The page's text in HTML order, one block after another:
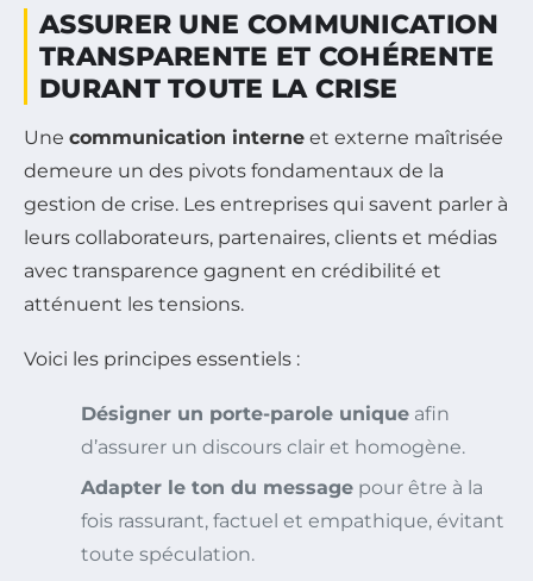
ASSURER UNE COMMUNICATION
TRANSPARENTE ET COHÉRENTE
DURANT TOUTE LA CRISE
Une communication interne et externe maîtrisée
demeure un des pivots fondamentaux de la
gestion de crise. Les entreprises qui savent parler à
leurs collaborateurs, partenaires, clients et médias
avec transparence gagnent en crédibilité et
atténuent les tensions.
Voici les principes essentiels :
Désigner un porte-parole unique afin
d’assurer un discours clair et homogène.
Adapter le ton du message pour être à la
fois rassurant, factuel et empathique, évitant
toute spéculation.